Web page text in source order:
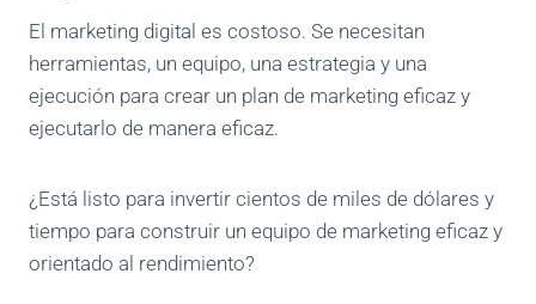
El marketing digital es costoso. Se necesitan
herramientas, un equipo, una estrategia y una
ejecución para crear un plan de marketing eficaz y
ejecutarlo de manera eficaz.
¿Está listo para invertir cientos de miles de dólares y
tiempo para construir un equipo de marketing eficaz y
orientado al rendimiento?